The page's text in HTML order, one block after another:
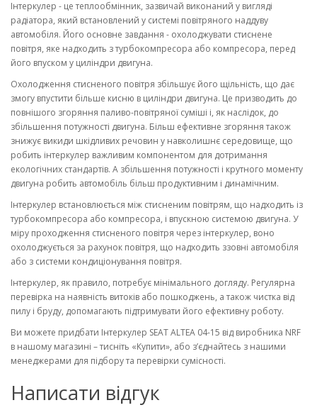
Інтеркулер - це теплообмінник, зазвичай виконаний у вигляді
радіатора, який встановлений у системі повітряного наддуву
автомобіля. Його основне завдання - охолоджувати стиснене
повітря, яке надходить з турбокомпресора або компресора, перед
його впуском у циліндри двигуна.
Охолодження стисненого повітря збільшує його щільність, що дає
змогу впустити більше кисню в циліндри двигуна. Це призводить до
повнішого згоряння паливо-повітряної суміші і, як наслідок, до
збільшення потужності двигуна. Більш ефективне згоряння також
знижує викиди шкідливих речовин у навколишнє середовище, що
робить інтеркулер важливим компонентом для дотримання
екологічних стандартів. А збільшення потужності і крутного моменту
двигуна робить автомобіль більш продуктивним і динамічним.
Інтеркулер встановлюється між стисненим повітрям, що надходить із
турбокомпресора або компресора, і впускною системою двигуна. У
міру проходження стисненого повітря через інтеркулер, воно
охолоджується за рахунок повітря, що надходить ззовні автомобіля
або з системи кондиціонування повітря.
Інтеркулер, як правило, потребує мінімального догляду. Регулярна
перевірка на наявність витоків або пошкоджень, а також чистка від
пилу і бруду, допомагають підтримувати його ефективну роботу.
Ви можете придбати Інтеркулер SEAT ALTEA 04-15 від виробника NRF
в нашому магазині – тисніть «Купити», або з’єднайтесь з нашими
менеджерами для підбору та перевірки сумісності.
Написати відгук